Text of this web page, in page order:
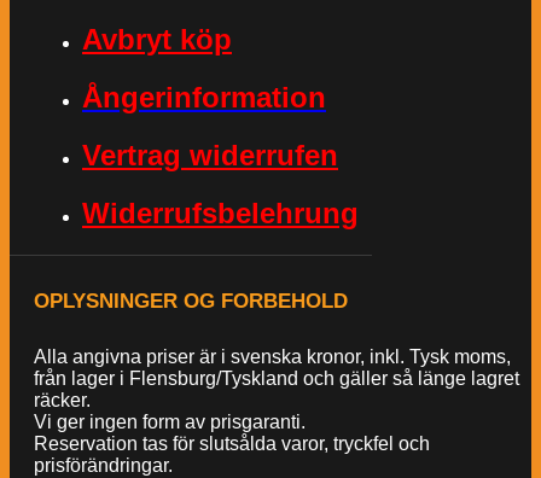
Avbryt köp
Ångerinformation
Vertrag widerrufen
Widerrufsbelehrung
OPLYSNINGER OG FORBEHOLD
Alla angivna priser är i svenska kronor, inkl. Tysk moms,
från lager i Flensburg/Tyskland och gäller så länge lagret
räcker.
Vi ger ingen form av prisgaranti.
Reservation tas för slutsålda varor, tryckfel och
prisförändringar.